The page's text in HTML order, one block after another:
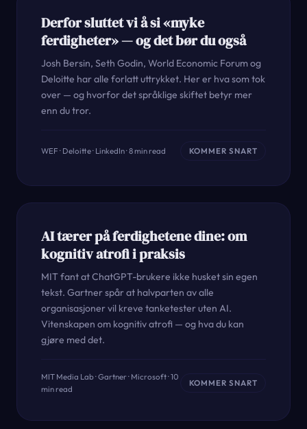
Derfor sluttet vi å si «myke
ferdigheter» — og det bør du også
Josh Bersin, Seth Godin, World Economic Forum og
Deloitte har alle forlatt uttrykket. Her er hva som tok
over — og hvorfor det språklige skiftet betyr mer
enn du tror.
WEF · Deloitte · LinkedIn · 8 min read KOMMER SNART
AI tærer på ferdighetene dine: om
kognitiv atrofi i praksis
MIT fant at ChatGPT-brukere ikke husket sin egen
tekst. Gartner spår at halvparten av alle
organisasjoner vil kreve tanketester uten AI.
Vitenskapen om kognitiv atrofi — og hva du kan
gjøre med det.
MIT Media Lab · Gartner · Microsoft · 10
min read
KOMMER SNART